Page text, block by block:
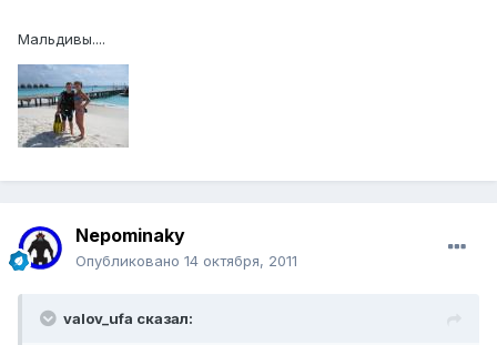
Мальдивы....
Nepominaky
Опубликовано 14 октября, 2011
valov_ufa сказал: